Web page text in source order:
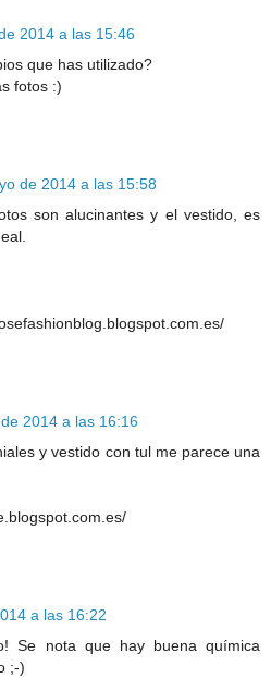
2014 a las 15:46
que has utilizado?
fotos :)
de 2014 a las 15:58
son alucinantes y el vestido, es
2014 a las 16:16
y vestido con tul me parece una
a las 16:22
Se nota que hay buena química
;-)